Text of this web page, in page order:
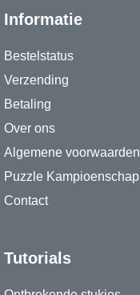
Informatie
Bestelstatus
Verzending
Betaling
Over ons
Algemene voorwaarden
Puzzle Kampioenschap
Contact
Tutorials